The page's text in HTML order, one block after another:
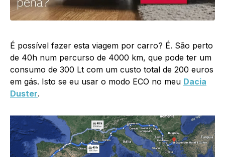
É possível fazer esta viagem por carro? É. São perto
de 40h num percurso de 4000 km, que pode ter um
consumo de 300 Lt com um custo total de 200 euros
em gás. Isto se eu usar o modo ECO no meu Dacia
Duster.